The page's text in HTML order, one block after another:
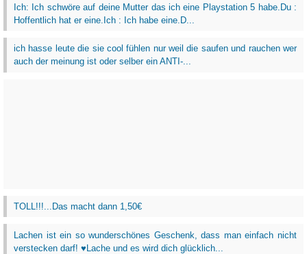
Ich: Ich schwöre auf deine Mutter das ich eine Playstation 5 habe.Du :
Hoffentlich hat er eine.Ich : Ich habe eine.D...
ich hasse leute die sie cool fühlen nur weil die saufen und rauchen wer
auch der meinung ist oder selber ein ANTI-...
TOLL!!!...Das macht dann 1,50€
Lachen ist ein so wunderschönes Geschenk, dass man einfach nicht
verstecken darf! ♥Lache und es wird dich glücklich...